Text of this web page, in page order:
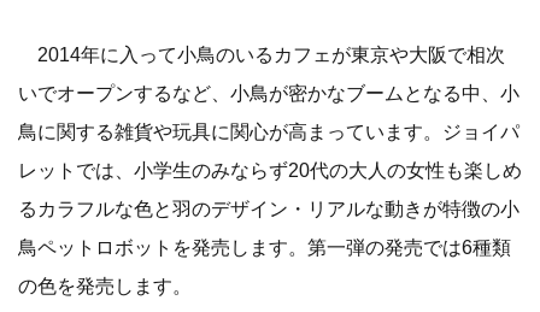
2014年に入って小鳥のいるカフェが東京や大阪で相次
いでオープンするなど、小鳥が密かなブームとなる中、小
鳥に関する雑貨や玩具に関心が高まっています。ジョイパ
レットでは、小学生のみならず20代の大人の女性も楽しめ
るカラフルな色と羽のデザイン・リアルな動きが特徴の小
鳥ペットロボットを発売します。第一弾の発売では6種類
の色を発売します。